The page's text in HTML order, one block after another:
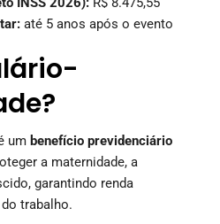
até 5 anos após o evento
um benefício previdenciário
a maternidade, a
garantindo renda
trabalho.